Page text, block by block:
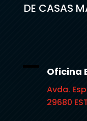
DE CASAS
Oficina
Avda.
29680